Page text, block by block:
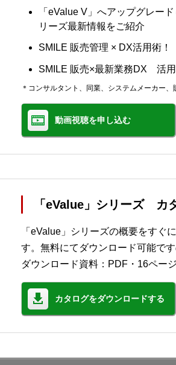
「eValue V」へアップグレー
リーズ最新情報をご紹介
SMILE 販売管理 × DX活用術！
SMILE 販売×最新業務DX 活用
＊コンサルタント、同業、システムメーカー
動画視聴を申し込む
「eValue」シリーズ カ
「eValue」シリーズの概要をすぐ
す。無料にてダウンロード可能で
ダウンロード資料：PDF・16ページ
カタログをダウンロードする